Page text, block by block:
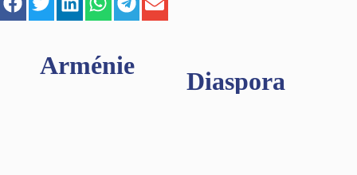
Arménie
Diaspora